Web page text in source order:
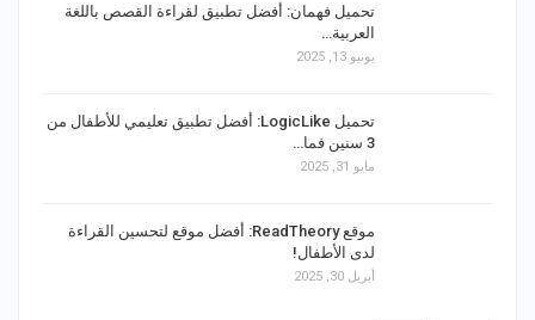
تحميل فهمان: أفضل تطبيق لقراءة القصص باللغة
العربية…
يونيو 13, 2025
تحميل LogicLike: أفضل تطبيق تعليمي للأطفال من
3 سنين فما…
مايو 31, 2025
موقع ReadTheory: أفضل موقع لتحسين القراءة
لدى الأطفال!
أبريل 30, 2025